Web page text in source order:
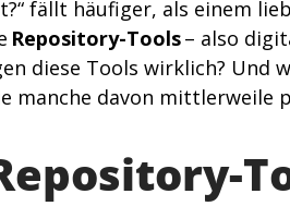
fällt häufiger, als einem
Repository-Tools – also
diese Tools wirklich? Und
manche davon mittlerweile